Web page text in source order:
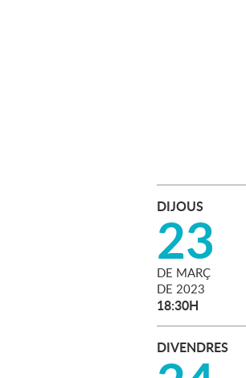
DIJOUS
23
DE MARÇ
DE 2023
18:30H
DIVENDRES